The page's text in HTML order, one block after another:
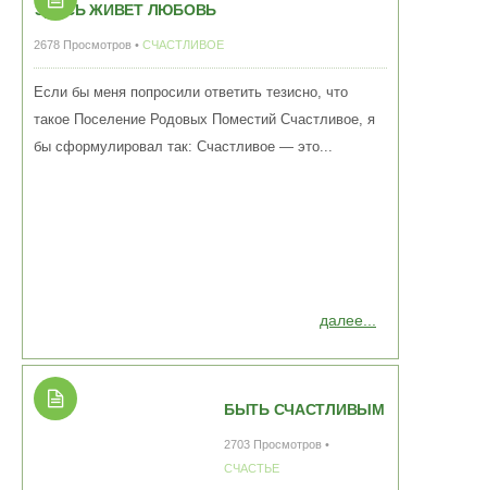
ЗДЕСЬ ЖИВЕТ ЛЮБОВЬ
2678 Просмотров • СЧАСТЛИВОЕ
далее...
Если бы меня попросили ответить тезисно, что
такое Поселение Родовых Поместий Счастливое, я
бы сформулировал так: Счастливое — это...
БЫТЬ СЧАСТЛИВЫМ
2703 Просмотров •
СЧАСТЬЕ